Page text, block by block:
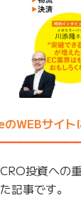
WEBサイト
投資への
記事です。